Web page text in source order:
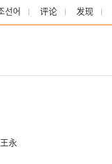
선어 评论 发现
王永